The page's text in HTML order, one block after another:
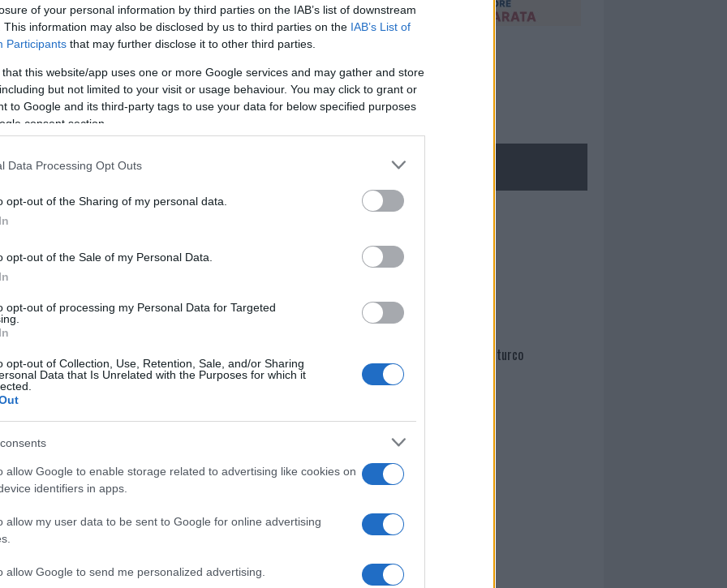
of your personal information by third parties on the IAB’s list of downstream
This information may also be disclosed by us to third parties on the IAB’s List of
Participants that may further disclose it to other third parties.
that this website/app uses one or more Google services and may gather and store
but not limited to your visit or usage behaviour. You may click to grant or
to Google and its third-party tags to use your data for below specified purposes
consent section.
Data Processing Opt Outs
opt-out of the Sharing of my personal data.
opt-out of the Sale of my Personal Data.
opt-out of processing my Personal Data for Targeted
opt-out of Collection, Use, Retention, Sale, and/or Sharing
Data that Is Unrelated with the Purposes for which it
allow Google to enable storage related to advertising like cookies on
identifiers in apps.
allow my user data to be sent to Google for online advertising
allow Google to send me personalized advertising.
cliccandoqui
nella sezione
Olbia
i tuoi video e le tue foto
+39 345 356 7512
di GalluraOggi.it
news daGoogle News
NECROLOGIE
Mario Malu
Martina Agostina Diturco
I nostri cari
I nostri cari
I nostri cari